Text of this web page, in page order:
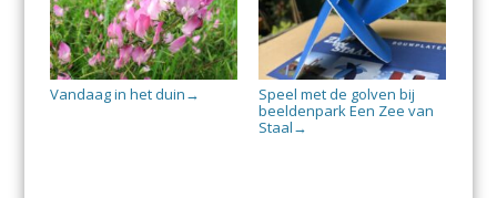
Vandaag in het duin →
Speel met de golven bij
beeldenpark Een Zee van
Staal →